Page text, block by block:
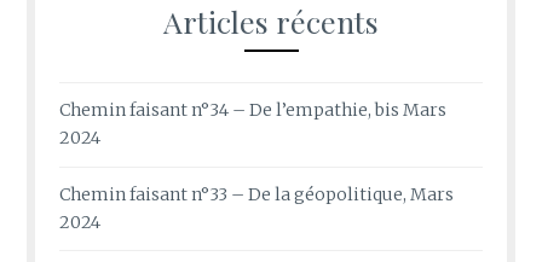
Articles récents
Chemin faisant n°34 – De l’empathie, bis Mars
2024
Chemin faisant n°33 – De la géopolitique, Mars
2024